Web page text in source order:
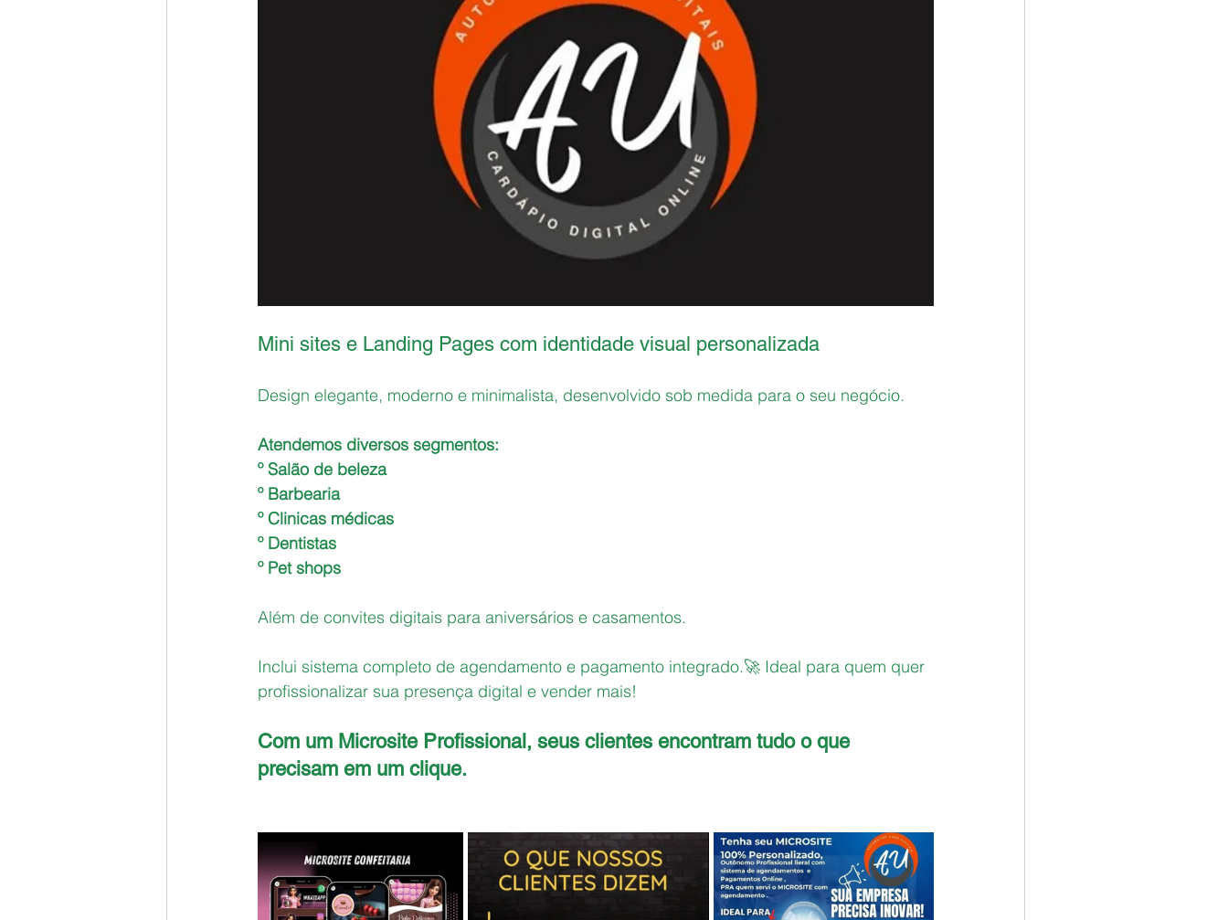
Mini sites e Landing Pages com identidade visual personalizada
Design elegante, moderno e minimalista, desenvolvido sob medida para o seu negócio.
Atendemos diversos segmentos:
º Salão de beleza
º Barbearia
º Clinicas médicas
º Dentistas
º Pet shops
Além de convites digitais para aniversários e casamentos.
Inclui sistema completo de agendamento e pagamento integrado.🚀 Ideal para quem quer
profissionalizar sua presença digital e vender mais!
Com um Microsite Profissional, seus clientes encontram tudo o que
precisam em um clique.